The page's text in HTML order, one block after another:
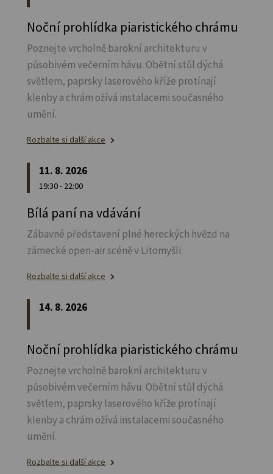
Noční prohlídka piaristického chrámu
Poznejte vrcholně barokní architekturu v
působivém večerním hávu. Obětní stůl dýchá
světlem, paprsky laserového kříže protínají
klenby a chrám ožívá instalacemi současného
umění.
Rozbalte si další akce
11. 8. 2026
19:30 - 22:00
Bílá paní na vdávání
Zábavné představení plné hereckých hvězd na
zámecké open-air scéně v Litomyšli.
Rozbalte si další akce
14. 8. 2026
Noční prohlídka piaristického chrámu
Poznejte vrcholně barokní architekturu v
působivém večerním hávu. Obětní stůl dýchá
světlem, paprsky laserového kříže protínají
klenby a chrám ožívá instalacemi současného
umění.
Rozbalte si další akce